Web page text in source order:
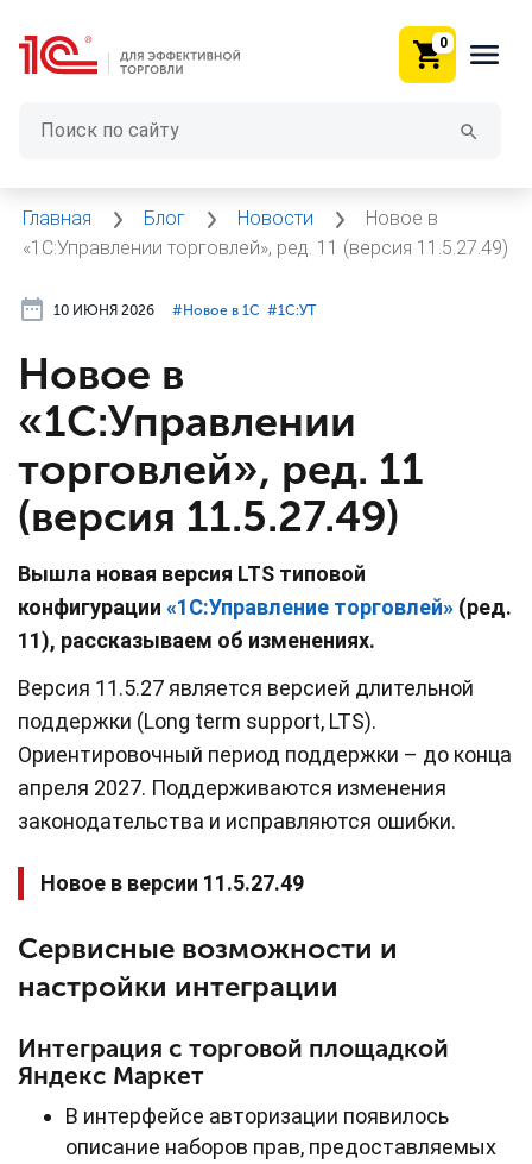
0
Главная Блог Новости
Новое в
«1С:Управлении торговлей», ред. 11 (версия 11.5.27.49)
10 ИЮНЯ 2026 #⁣Новое в 1С #⁣1С:УТ
Новое в
«1С:Управлении
торговлей», ред. 11
(версия 11.5.27.49)
Вышла новая версия LTS типовой
конфигурации «1С:Управление торговлей» (ред.
11), рассказываем об изменениях.
Версия 11.5.27 является версией длительной
поддержки (Long term support, LTS).
Ориентировочный период поддержки – до конца
апреля 2027. Поддерживаются изменения
законодательства и исправляются ошибки.
Новое в версии 11.5.27.49
Сервисные возможности и
настройки интеграции
Интеграция с торговой площадкой
Яндекс Маркет
В интерфейсе авторизации появилось
описание наборов прав, предоставляемых